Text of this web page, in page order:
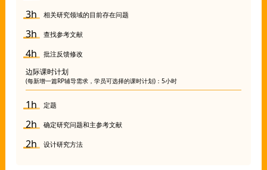
相关研究领域的目前存在问题
查找参考文献
批注反馈修改
边际课时计划
(每新增一篇RP辅导需求，学员可选择的课时计划)：5小时
定题
确定研究问题和主参考文献
设计研究方法